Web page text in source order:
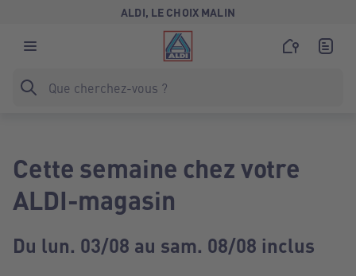
ALDI, LE CHOIX MALIN
Cette semaine chez votre
ALDI-magasin
Du lun. 03/08 au sam. 08/08 inclus